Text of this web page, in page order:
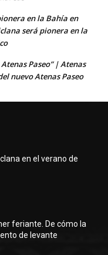
en la Bahía en
será pionera en la
Paseo” | Atenas
nuevo Atenas Paseo
en el verano de
feriante. De cómo la
de levante